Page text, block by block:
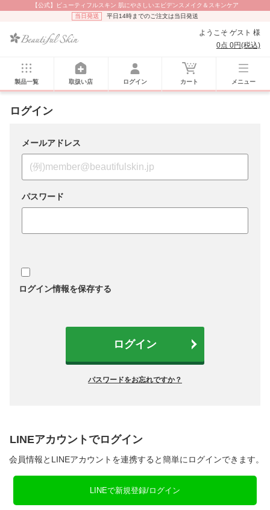
【公式】ビューティフルスキン 肌にやさしいエビデンスメイク＆スキンケア
当日発送
平日14時までのご注文は当日発送
ようこそ ゲスト 様
0点 0円(税込)
製品一覧 取扱い店 ログイン カート メニュー
ログイン
メールアドレス
パスワード
ログイン情報を保存する
ログイン
パスワードをお忘れですか？
LINEアカウントでログイン
会員情報とLINEアカウントを連携すると簡単にログインできます。
LINEで新規登録/ログイン